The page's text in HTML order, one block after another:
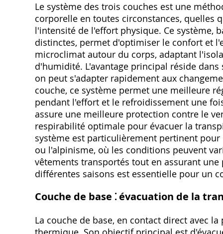
Le système des trois couches est une
corporelle en toutes circonstances, quelles
l'intensité de l'effort physique. Ce système,
distinctes, permet d'optimiser le confort et
microclimat autour du corps, adaptant
d'humidité. L'avantage principal réside
on peut s'adapter rapidement aux
couche, ce système permet une meilleure
pendant l'effort et le refroidissement une
assure une meilleure protection contre le
respirabilité optimale pour évacuer la
système est particulièrement pertinent
ou l'alpinisme, où les conditions peuvent
vêtements transportés tout en assurant
différentes saisons est essentielle pour un
Couche de base ⁚ évacuation de la
La couche de base, en contact direct avec